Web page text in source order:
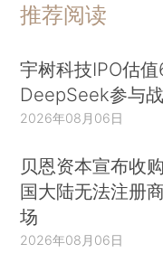
推荐阅读
宇树科技IPO估
DeepSeek参与
2026年08月06日
贝恩资本宣布收
国大陆无法注册
场
2026年08月06日